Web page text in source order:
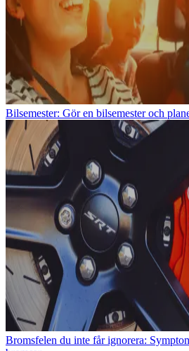
Bilsemester: Gör en bilsemester och
Bromsfelen du inte får ignorera: